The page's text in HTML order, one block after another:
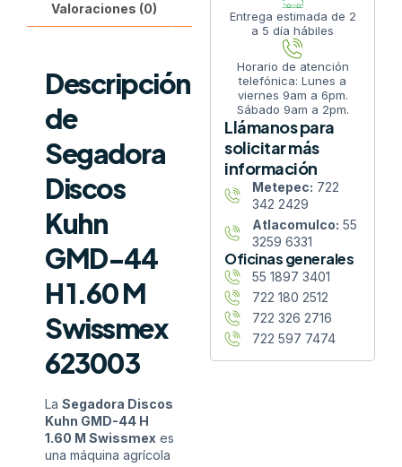
Valoraciones (0)
Descripción
de
Segadora
Discos
Kuhn
GMD-44
H 1.60 M
Swissmex
623003
La Segadora Discos
Kuhn GMD-44 H
1.60 M Swissmex es
una máquina agrícola
Entrega estimada de 2
a 5 día hábiles
Horario de atención
telefónica: Lunes a
viernes 9am a 6pm.
Sábado 9am a 2pm.
Llámanos para
solicitar más
información
Metepec: 722
342 2429
Atlacomulco: 55
3259 6331
Oficinas generales
55 1897 3401
722 180 2512
722 326 2716
722 597 7474